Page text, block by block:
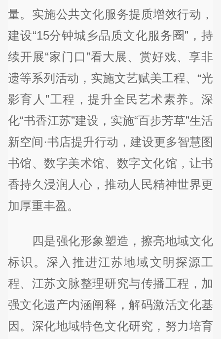
量。实施公共文化服务提质增效行动，
建设“15分钟城乡品质文化服务圈”，持
续开展“家门口”看大展、赏好戏、享非
遗等系列活动，实施文艺赋美工程、“光
影育人”工程，提升全民艺术素养。深
化“书香江苏”建设，实施“百步芳草”生活
新空间·书店提升行动，建设更多智慧图
书馆、数字美术馆、数字文化馆，让书
香持久浸润人心，推动人民精神世界更
加厚重丰盈。
四是强化形象塑造，擦亮地域文化
标识。深入推进江苏地域文明探源工
程、江苏文脉整理研究与传播工程，加
强文化遗产内涵阐释，解码激活文化基
因。深化地域特色文化研究，努力培育